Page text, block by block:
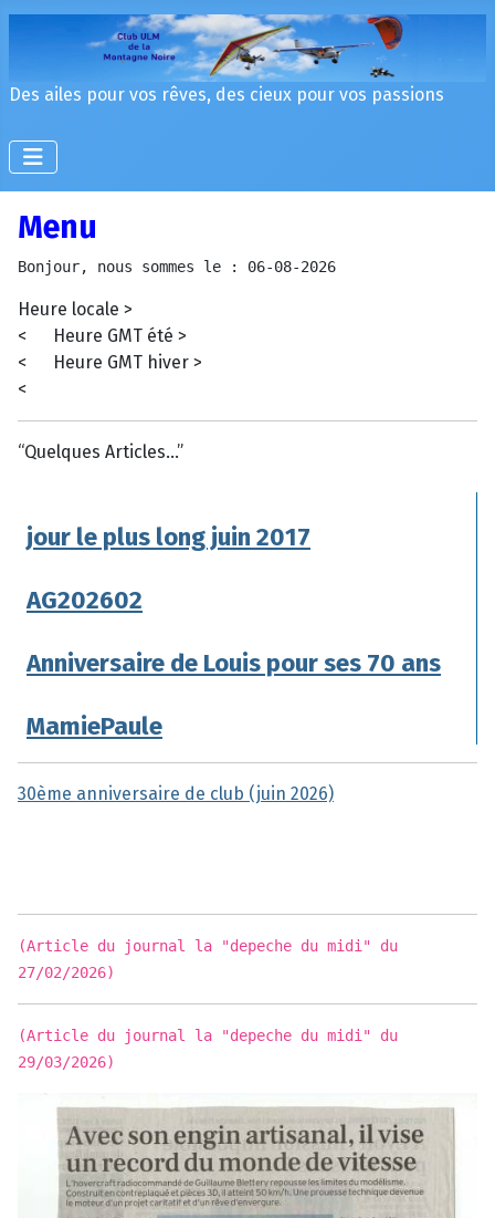
Des ailes pour vos rêves, des cieux pour vos passions
Menu
Bonjour, nous sommes le : 06-08-2026
Heure locale >
< Heure GMT été >
< Heure GMT hiver >
<
“Quelques Articles...”
jour le plus long juin 2017
AG202602
Anniversaire de Louis pour ses 70 ans
MamiePaule
30ème anniversaire de club (juin 2026)
(Article du journal la "depeche du midi" du
27/02/2026)
(Article du journal la "depeche du midi" du
29/03/2026)